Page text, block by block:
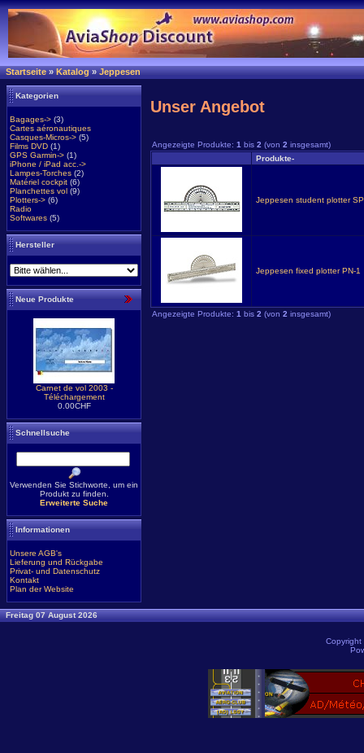
Startseite»Katalog»Jeppesen
Kategorien
Bagages-> (3)
Cartes aéronautiques
Casques-Micros-> (5)
Films DVD (1)
GPS Garmin-> (1)
iPhone / iPad acc.->
Lampes-Torches (2)
Matériel cockpit (6)
Planchettes vol (9)
Plotters-> (6)
Radio
Softwares (5)
Hersteller
Neue Produkte
Carnet de vol 2003 -
Téléchargement
0.00CHF
Schnellsuche
Verwenden Sie Stichworte, um ein
Produkt zu finden.
Erweiterte Suche
Informationen
Unsere AGB's
Lieferung und Rückgabe
Privat- und Datenschutz
Kontakt
Plan der Website
Unser Angebot
Angezeigte Produkte: 1 bis 2 (von 2 insgesamt)
Produkte-
Jeppesen student plotter
Jeppesen fixed plotter PN-1
Angezeigte Produkte: 1 bis 2 (von 2 insgesamt)
Freitag 07 August 2026